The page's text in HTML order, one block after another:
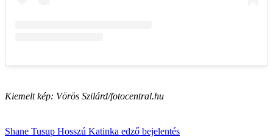
Kiemelt kép: Vörös Szilárd/fotocentral.hu
Shane Tusup Hosszú Katinka edző bejelentés